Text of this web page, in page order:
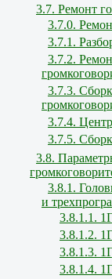
3.7. Ремонт
3.7.0.
3.7.1.
3.7.2.
3.7.3.
3.7.4.
3.7.5.
3.8.
3.8.1.
и
3.8.1.1.
3.8.1.2.
3.8.1.3.
3.8.1.4.